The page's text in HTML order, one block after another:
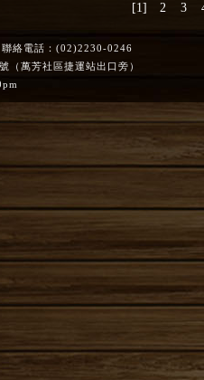
[1] 2 3
絡電話：(02)2230-0246
（萬芳社區捷運站出口旁）